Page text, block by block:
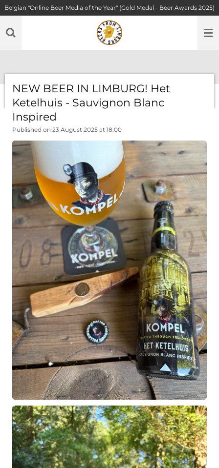
Skip
main
content
Belgian "Online Beer Media of the Year" (Gold Medal - Beer Awards 2025)
NEW BEER IN LIMBURG! Het
Ketelhuis - Sauvignon Blanc
Inspired
Published on 23 August 2025 at 18:00